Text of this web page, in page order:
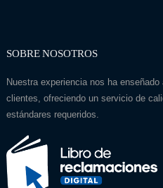
SOBRE NOSOTROS
Nuestra experiencia nos ha
clientes, ofreciendo un servicio de
estándares requeridos.